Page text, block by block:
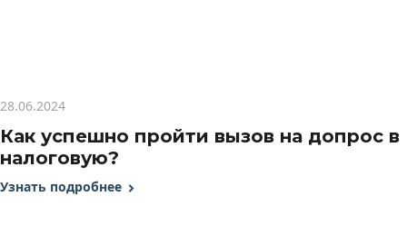
28.06.2024
Как успешно пройти вызов на допрос в
налоговую?
Узнать подробнее